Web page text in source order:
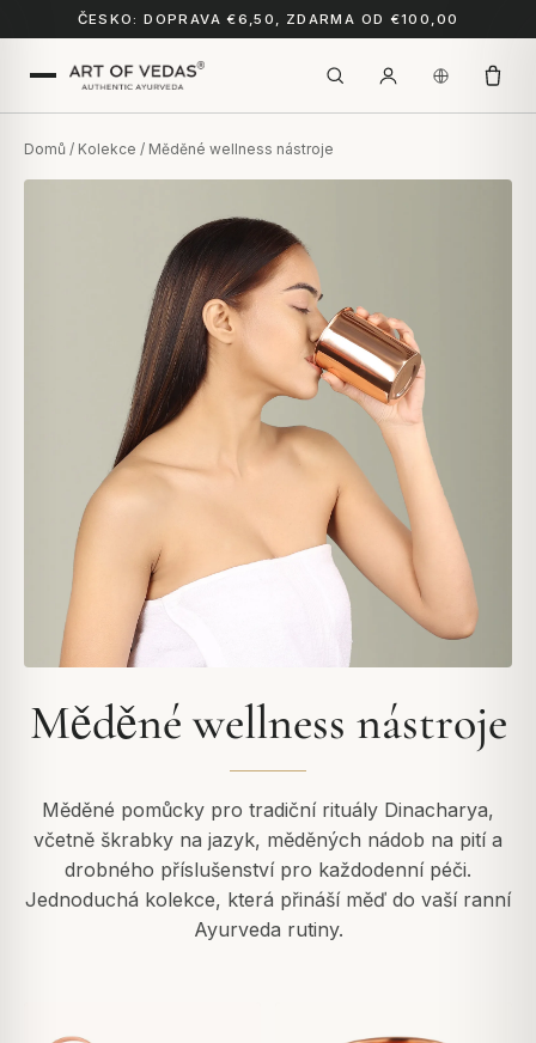
ČESKO: DOPRAVA €6,50, ZDARMA OD €100,00
Domů / Kolekce / Měděné wellness nástroje
Měděné wellness nástroje
Měděné pomůcky pro tradiční rituály Dinacharya,
včetně škrabky na jazyk, měděných nádob na pití a
drobného příslušenství pro každodenní péči.
Jednoduchá kolekce, která přináší měď do vaší ranní
Ayurveda rutiny.